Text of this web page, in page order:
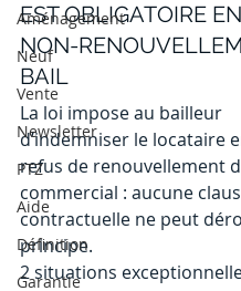
Aménagement
Neuf
Vente
Newsletter
PTZ
Aide
Définition
Garantie
EST OBLIGATOIRE
NON-
BAIL
La loi impose au bailleur
d’indemniser le locataire
refus de renouvellement
commercial : aucune
contractuelle ne peut
principe.
2 situations